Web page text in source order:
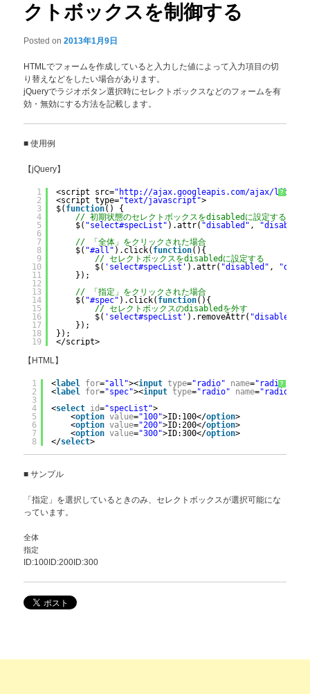
クトボックスを制御する
Posted on2013年1月9日
HTMLでフォームを作成していると入力した値によって入力項目の切
り替えなどをしたい場合があります。
jQueryでラジオボタン選択時にセレクトボックスなどのフォームを有
効・無効にする方法を記載します。
■ 使用例
【jQuery】
?
1
2
3
4
5
6
7
8
9
10
11
12
13
14
15
16
17
18
19
<script src="http://ajax.googleapis.com/ajax/libs/
<script type="text/javascript">
$( function() {
// 初期状態のセレクトボックスをdisabledに設定する
$( "select#specList" ).attr( "disabled" , "disabled"
// 「全体」をクリックされた場合
$( "#all" ).click( function(){
// セレクトボックスをdisabledに設定する
$( 'select#specList' ).attr( "disabled" ,
});
// 「指定」をクリックされた場合
$( "#spec" ).click( function(){
// セレクトボックスのdisabledを外す
$( 'select#specList' ).removeAttr( "disabled"
});
});
</script>
【HTML】
?
1
2
3
4
5
6
7
8
<label for="all"><input type="radio" name="radio"
<label for="spec"><input type="radio" name="radio"
<select id="specList">
<option value="100">ID:100</option>
<option value="200">ID:200</option>
<option value="300">ID:300</option>
</select>
■ サンプル
「指定」を選択しているときのみ、セレクトボックスが選択可能にな
っています。
全体
指定
ID:100ID:200ID:300